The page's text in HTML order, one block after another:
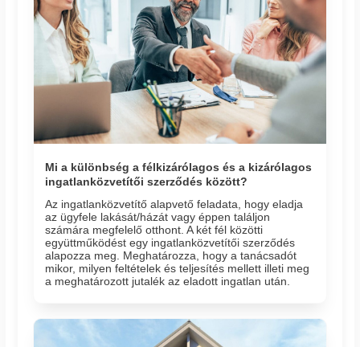
Mi a különbség a félkizárólagos és a kizárólagos
ingatlanközvetítői szerződés között?
Az ingatlanközvetítő alapvető feladata, hogy eladja
az ügyfele lakását/házát vagy éppen találjon
számára megfelelő otthont. A két fél közötti
együttműködést egy ingatlanközvetítői szerződés
alapozza meg. Meghatározza, hogy a tanácsadót
mikor, milyen feltételek és teljesítés mellett illeti meg
a meghatározott jutalék az eladott ingatlan után.